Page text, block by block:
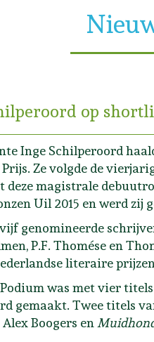
op
Inge Schilperoord
Ze volgde de
deze magistrale
Uil 2015 en werd zij
genomineerde
P.F. Thomése en
literaire
was met vier
gemaakt. Twee titels
Boogers en